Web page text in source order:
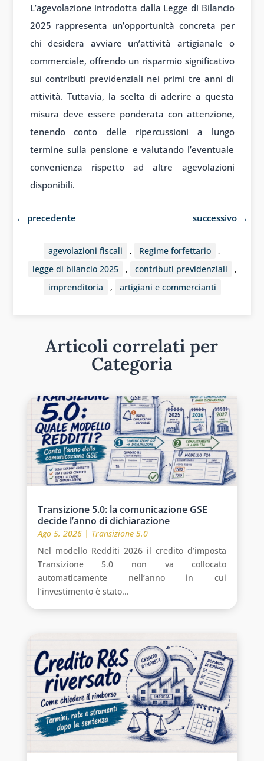
L’agevolazione introdotta dalla Legge di Bilancio
2025 rappresenta un’opportunità concreta per
chi desidera avviare un’attività artigianale o
commerciale, offrendo un risparmio significativo
sui contributi previdenziali nei primi tre anni di
attività. Tuttavia, la scelta di aderire a questa
misura deve essere ponderata con attenzione,
tenendo conto delle ripercussioni a lungo
termine sulla pensione e valutando l’eventuale
convenienza rispetto ad altre agevolazioni
disponibili.
← precedente successivo →
agevolazioni fiscali , Regime forfettario
,
legge di bilancio 2025
, contributi previdenziali
,
imprenditoria
, artigiani e commercianti
Articoli correlati per
Categoria
Transizione 5.0: la comunicazione GSE
decide l’anno di dichiarazione
Ago 5, 2026| Transizione 5.0
Nel modello Redditi 2026 il credito d’imposta
Transizione 5.0 non va collocato
automaticamente nell’anno in cui
l’investimento è stato...